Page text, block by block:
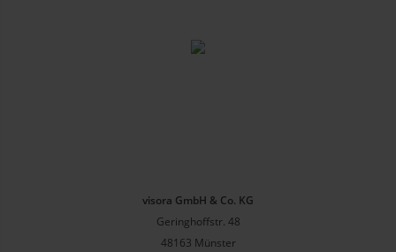
visora GmbH & Co. KG
Geringhoffstr. 48
48163 Münster